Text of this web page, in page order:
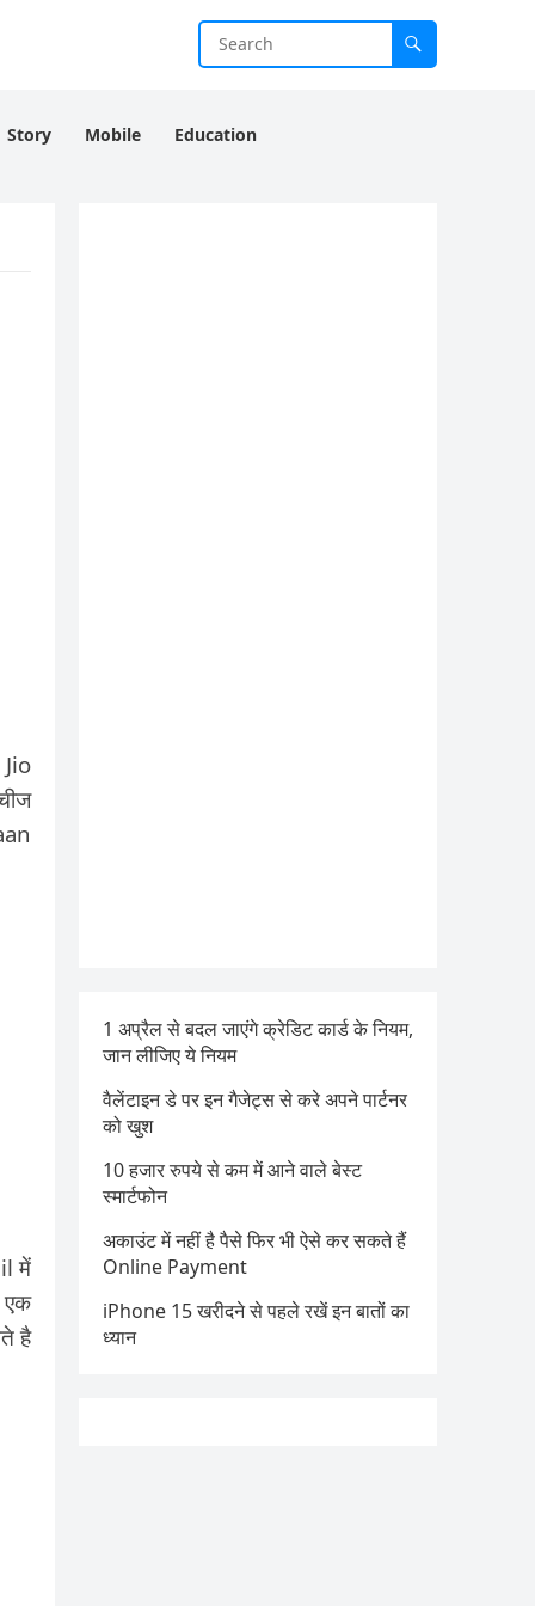
Story Mobile Education
में
एक
है
1 अप्रैल से बदल जाएंगे क्रेडिट कार्ड के नियम,
जान लीजिए ये नियम
वैलेंटाइन डे पर इन गैजेट्स से करे अपने पार्टनर
को खुश
10 हजार रुपये से कम में आने वाले बेस्ट
स्मार्टफोन
अकाउंट में नहीं है पैसे फिर भी ऐसे कर सकते हैं
Online Payment
iPhone 15 खरीदने से पहले रखें इन बातों का
ध्यान